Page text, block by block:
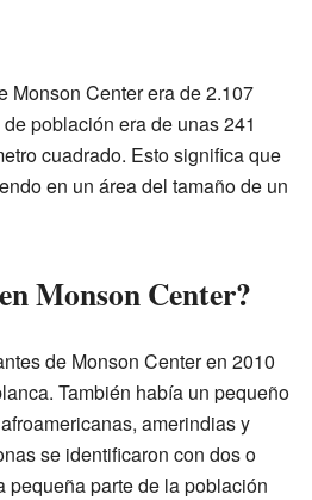
Monson Center era de 2.107
población era de unas 241
cuadrado. Esto significa que
en un área del tamaño de un
Monson Center?
de Monson Center en 2010
También había un pequeño
amerindias y
se identificaron con dos o
pequeña parte de la población